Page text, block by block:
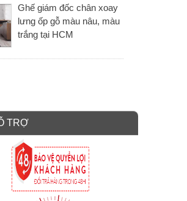
Ghế giám đốc chân xoay
lưng ốp gỗ màu nâu, màu
trắng tại HCM
TRỢ